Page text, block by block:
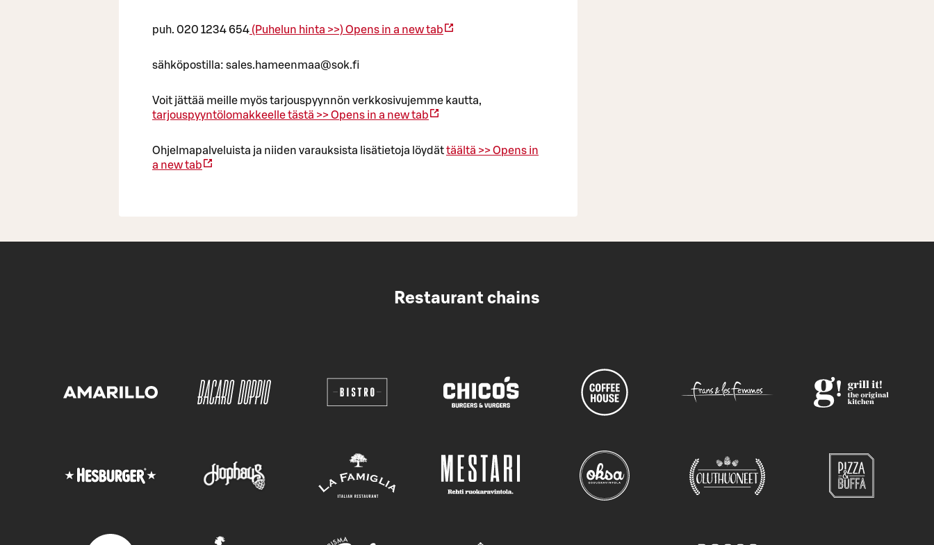
puh. 020 1234 654 (Puhelun hinta >>) Opens in a new tab
sähköpostilla: sales.hameenmaa@sok.fi
Voit jättää meille myös tarjouspyynnön verkkosivujemme kautta,
tarjouspyyntölomakkeelle tästä >>Opens in a new tab
Ohjelmapalveluista ja niiden varauksista lisätietoja löydättäältä >>Opens in
a new tab
Restaurant chains